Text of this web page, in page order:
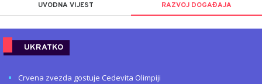
UVODNA VIJEST RAZVOJ DOGAĐAJA
UKRATKO
Crvena zvezda gostuje Cedevita Olimpiji